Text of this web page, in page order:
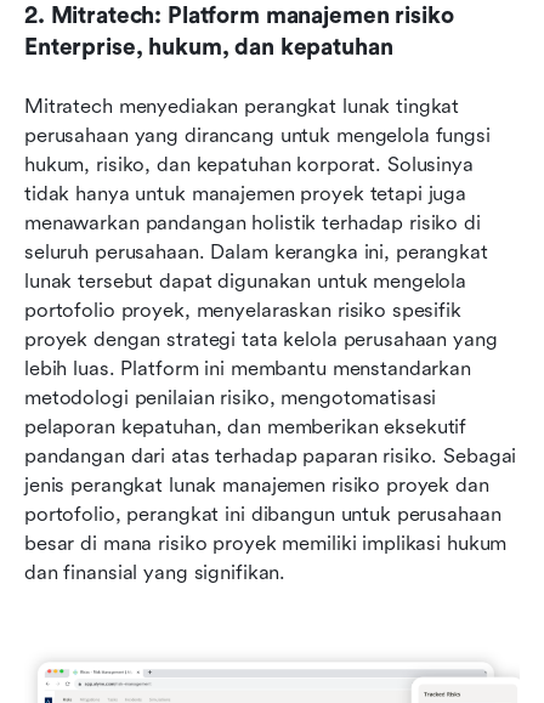
2. Mitratech: Platform manajemen risiko
Enterprise, hukum, dan kepatuhan
Mitratech menyediakan perangkat lunak tingkat
perusahaan yang dirancang untuk mengelola fungsi
hukum, risiko, dan kepatuhan korporat. Solusinya
tidak hanya untuk manajemen proyek tetapi juga
menawarkan pandangan holistik terhadap risiko di
seluruh perusahaan. Dalam kerangka ini, perangkat
lunak tersebut dapat digunakan untuk mengelola
portofolio proyek, menyelaraskan risiko spesifik
proyek dengan strategi tata kelola perusahaan yang
lebih luas. Platform ini membantu menstandarkan
metodologi penilaian risiko, mengotomatisasi
pelaporan kepatuhan, dan memberikan eksekutif
pandangan dari atas terhadap paparan risiko. Sebagai
jenis perangkat lunak manajemen risiko proyek dan
portofolio, perangkat ini dibangun untuk perusahaan
besar di mana risiko proyek memiliki implikasi hukum
dan finansial yang signifikan.